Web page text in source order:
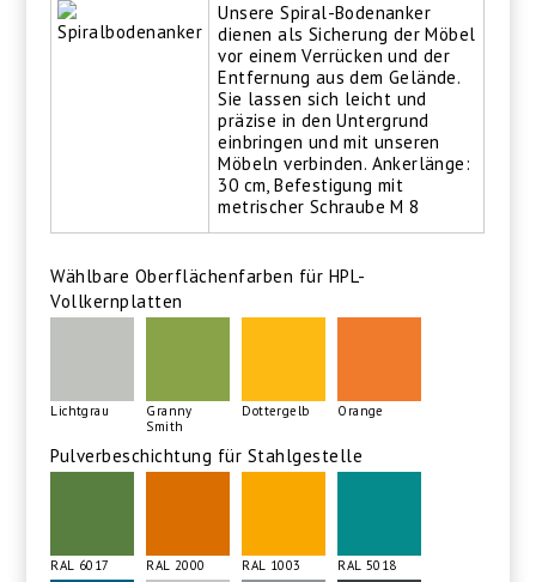
Unsere Spiral-Bodenanker
dienen als Sicherung der Möbel
vor einem Verrücken und der
Entfernung aus dem Gelände.
Sie lassen sich leicht und
präzise in den Untergrund
einbringen und mit unseren
Möbeln verbinden. Ankerlänge:
30 cm, Befestigung mit
metrischer Schraube M 8
Wählbare Oberflächenfarben für HPL-
Vollkernplatten
Lichtgrau
Granny
Smith
Dottergelb Orange
Pulverbeschichtung für Stahlgestelle
RAL 6017 RAL 2000 RAL 1003 RAL 5018